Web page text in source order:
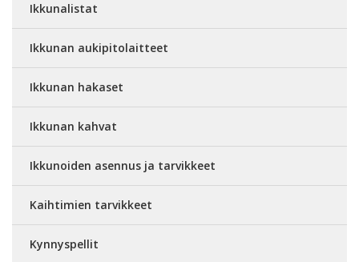
Ikkunalistat
Ikkunan aukipitolaitteet
Ikkunan hakaset
Ikkunan kahvat
Ikkunoiden asennus ja tarvikkeet
Kaihtimien tarvikkeet
Kynnyspellit